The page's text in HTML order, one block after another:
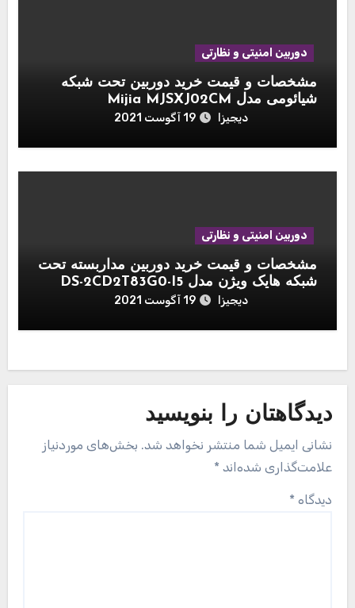
دوربین امنیتی و نظارتی
مشخصات و قیمت خرید دوربین تحت شبکه
شیائومی مدل Mijia MJSXJ02CM
دیجیزا 19 آگوست 2021
دوربین امنیتی و نظارتی
مشخصات و قیمت خرید دوربین مداربسته تحت
شبکه هایک ویژن مدل DS-2CD2T83G0-I5
دیجیزا 19 آگوست 2021
دیدگاهتان را بنویسید
نشانی ایمیل شما منتشر نخواهد شد. بخش‌های موردنیاز
علامت‌گذاری شده‌اند *
دیدگاه *